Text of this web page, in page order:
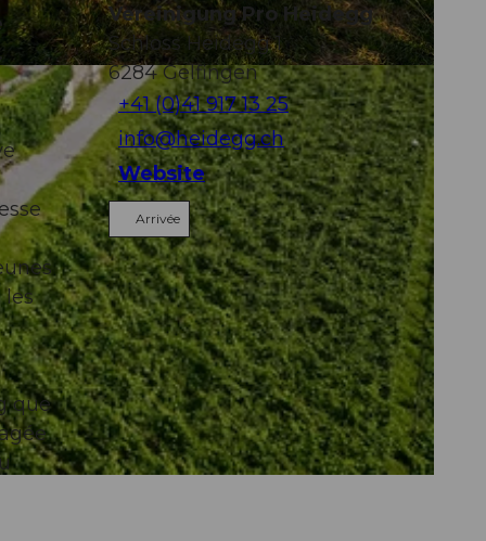
les
que
Vereinigung Pro Heidegg
Schloss Heidegg 1
6284Gelfingen
+41 (0)41 917 13 25
info@heidegg.ch
Website
Arrivée